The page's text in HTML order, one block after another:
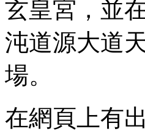
玄皇宮，並
沌道源大道
場。
在網頁上有